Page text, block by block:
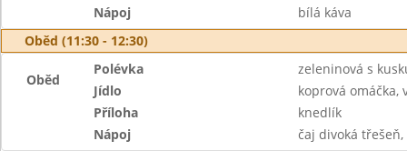
Nápoj
bílá káva
Oběd (11:30 - 12:30)
Oběd
Polévka
zeleninová s
Jídlo
koprová omáčka,
Příloha
knedlík
Nápoj
čaj divoká